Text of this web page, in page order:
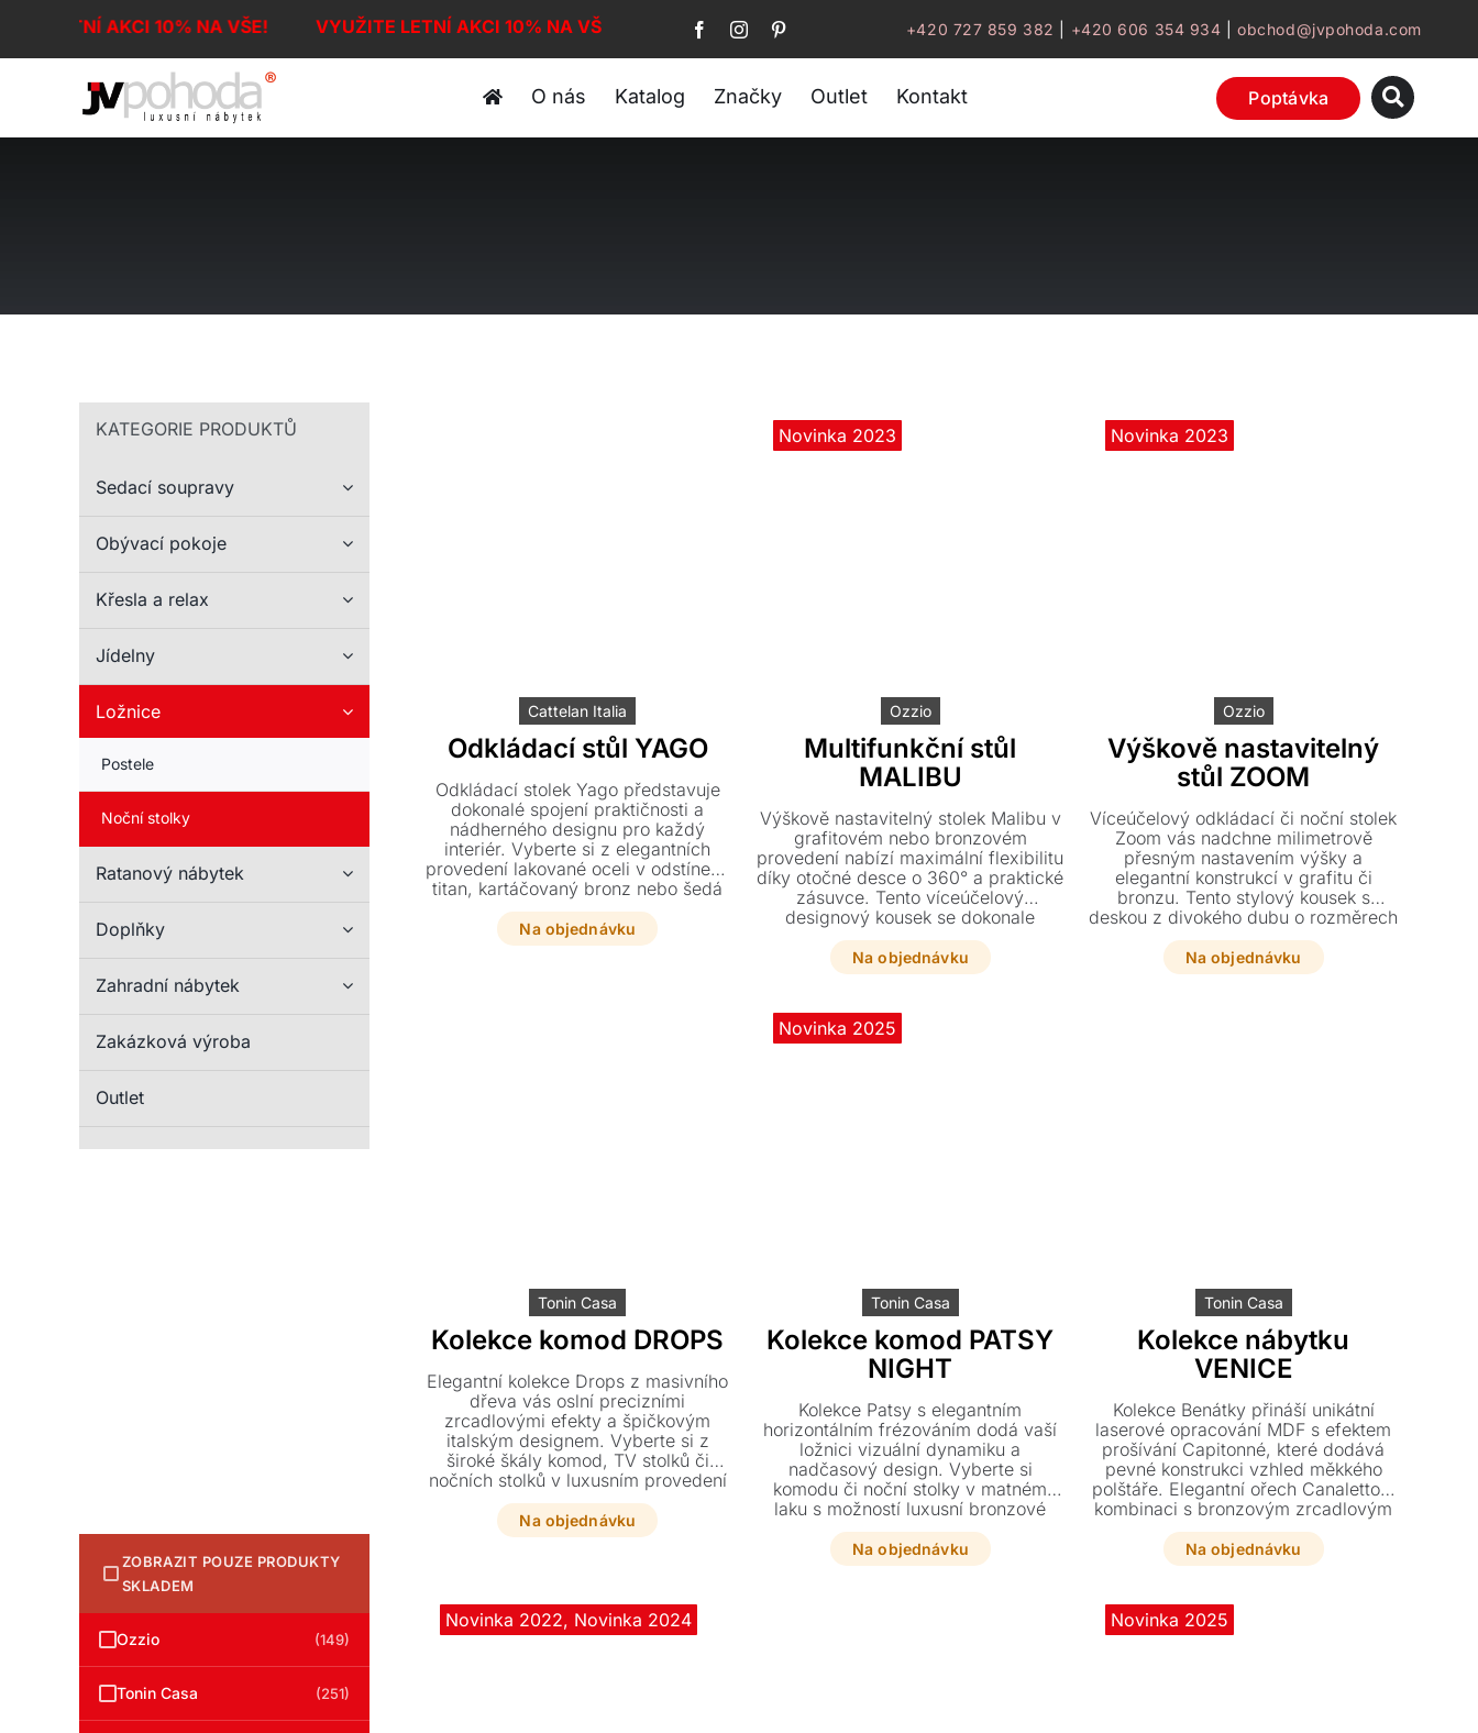
LETNÍ AKCI 10% NA VŠE! VYUŽITE LETNÍ AKCI 10% NA VŠE! +420 727 859 382 +420 606 354 934 |obchod@jvpohoda.com
O nás Katalog Značky Outlet Kontakt Poptávka
KATEGORIE PRODUKTŮ
Sedací soupravy
Obývací pokoje
Křesla a relax
Jídelny
Ložnice
Postele
Noční stolky
Ratanový nábytek
Doplňky
Zahradní nábytek
Zakázková výroba
Outlet
ZOBRAZIT POUZE PRODUKTY
SKLADEM
Ozzio (149)
Tonin Casa (251)
Cattelan Italia
Odkládací stůl YAGO
Odkládací stolek Yago představuje
dokonalé spojení praktičnosti a
nádherného designu pro každý
interiér. Vyberte si z elegantních
provedení lakované oceli v odstínech
titan, kartáčovaný bronz nebo šedá
ve dvou různých výškách.
Na objednávku
Novinka 2023
Ozzio
Multifunkční stůl
MALIBU
Výškově nastavitelný stolek Malibu v
grafitovém nebo bronzovém
provedení nabízí maximální flexibilitu
díky otočné desce o 360° a praktické
zásuvce. Tento víceúčelový
designový kousek se dokonale
přizpůsobí vašim potřebám jako
noční i odkládací stolek.
Na objednávku
Novinka 2023
Ozzio
Výškově nastavitelný
stůl ZOOM
Víceúčelový odkládací či noční stolek
Zoom vás nadchne milimetrově
přesným nastavením výšky a
elegantní konstrukcí v grafitu či
bronzu. Tento stylový kousek s
deskou z divokého dubu o rozměrech
65 x 48 cm se dokonale přizpůsobí
vašim potřebám s přídavnou deskou i
bez ní.
Na objednávku
Tonin Casa
Kolekce komod DROPS
Elegantní kolekce Drops z masivního
dřeva vás oslní precizními
zrcadlovými efekty a špičkovým
italským designem. Vyberte si z
široké škály komod, TV stolků či
nočních stolků v luxusním provedení
jasanu, ořechu nebo dubu s kovovou
základnou.
Na objednávku
Novinka 2025
Tonin Casa
Kolekce komod PATSY
NIGHT
Kolekce Patsy s elegantním
horizontálním frézováním dodá vaší
ložnici vizuální dynamiku a
nadčasový design. Vyberte si
komodu či noční stolky v matném
laku s možností luxusní bronzové
zrcadlové desky. Dopřejte svému
interiéru prvotřídní kvalitu, která
vynikne v béžovém, hnědém i
Na objednávku
Tonin Casa
Kolekce nábytku
VENICE
Kolekce Benátky přináší unikátní
laserové opracování MDF s efektem
prošívání Capitonné, které dodává
pevné konstrukci vzhled měkkého
polštáře. Elegantní ořech Canaletto v
kombinaci s bronzovým zrcadlovým
sklem dokonale zjemní hranaté tvary
každého moderního interiéru. Vyberte
si z široké škály komod, prádelníků a
váš domov.
Na objednávku
Novinka 2022, Novinka 2024 Novinka 2025